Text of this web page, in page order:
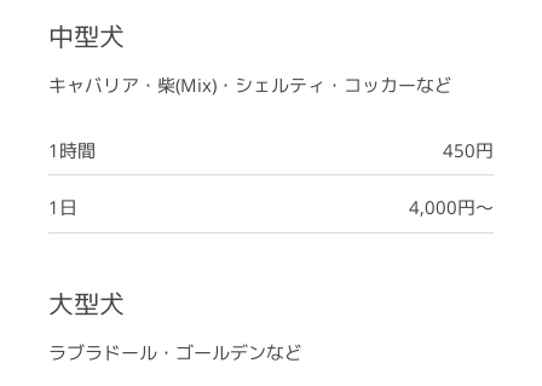
中型犬
キャバリア・柴(Mix)・シェルティ・コッカーなど
1時間 450円
1日 4,000円～
大型犬
ラブラドール・ゴールデンなど